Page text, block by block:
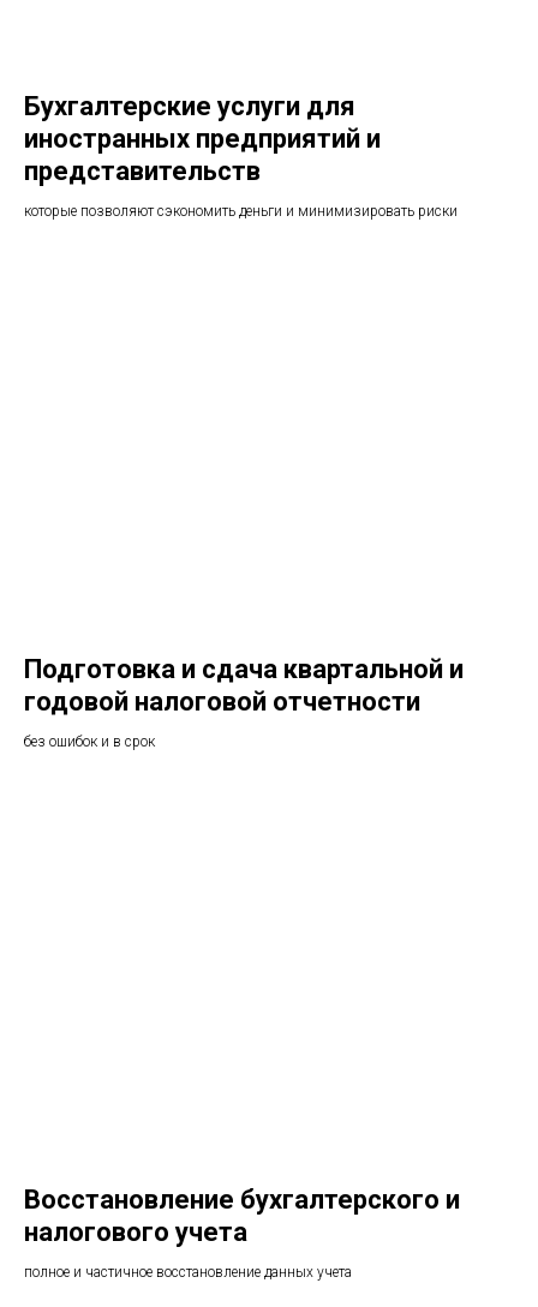
Бухгалтерские услуги для
иностранных предприятий и
представительств
которые позволяют сэкономить деньги и минимизировать риски
Подготовка и сдача квартальной и
годовой налоговой отчетности
без ошибок и в срок
Восстановление бухгалтерского и
налогового учета
полное и частичное восстановление данных учета